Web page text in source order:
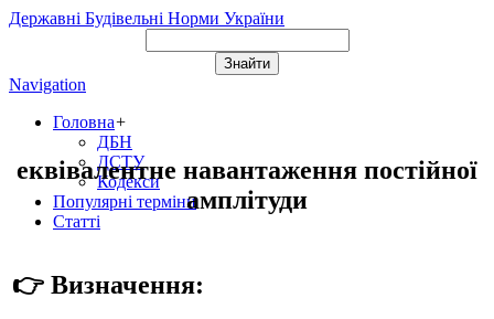
Державні Будівельні Норми України
Navigation
Головна+
ДБН
ДСТУ
Кодекси
Популярні терміни
Статті
еквівалентне навантаження постійної
амплітуди
👉 Визначення: